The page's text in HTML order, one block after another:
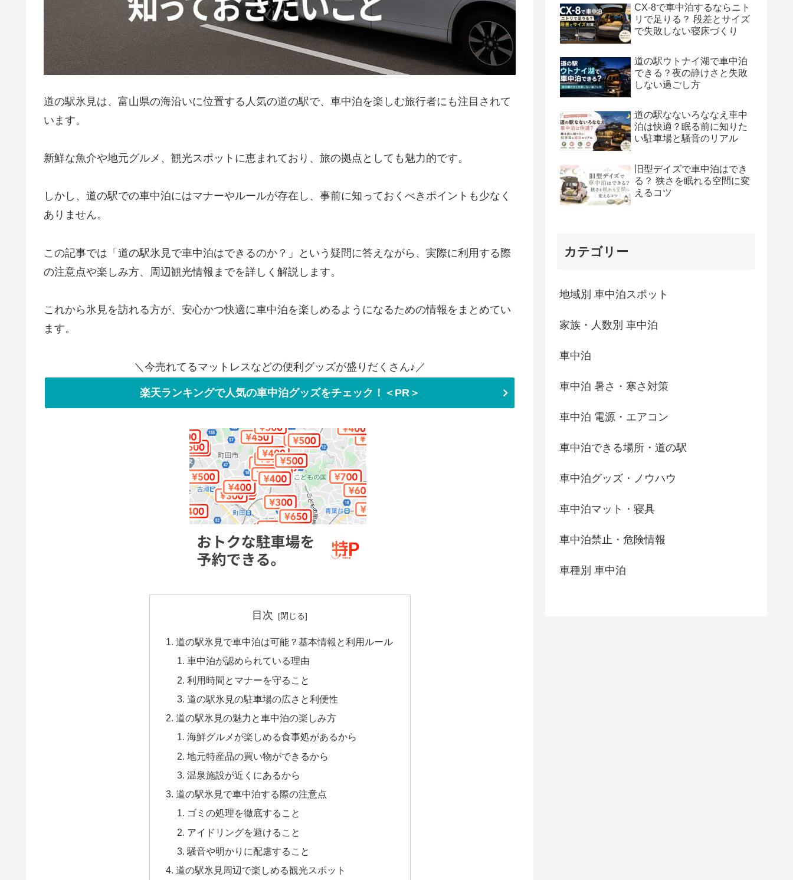
道の駅氷見は、富山県の海沿いに位置する人気の道の駅で、車中泊を楽しむ旅行者にも注目されて
います。
新鮮な魚介や地元グルメ、観光スポットに恵まれており、旅の拠点としても魅力的です。
しかし、道の駅での車中泊にはマナーやルールが存在し、事前に知っておくべきポイントも少なく
ありません。
この記事では「道の駅氷見で車中泊はできるのか？」という疑問に答えながら、実際に利用する際
の注意点や楽しみ方、周辺観光情報までを詳しく解説します。
これから氷見を訪れる方が、安心かつ快適に車中泊を楽しめるようになるための情報をまとめてい
ます。
＼今売れてるマットレスなどの便利グッズが盛りだくさん♪／
楽天ランキングで人気の車中泊グッズをチェック！＜PR＞
目次
道の駅氷見で車中泊は可能？基本情報と利用ルール
車中泊が認められている理由
利用時間とマナーを守ること
道の駅氷見の駐車場の広さと利便性
道の駅氷見の魅力と車中泊の楽しみ方
海鮮グルメが楽しめる食事処があるから
地元特産品の買い物ができるから
温泉施設が近くにあるから
道の駅氷見で車中泊する際の注意点
ゴミの処理を徹底すること
アイドリングを避けること
騒音や明かりに配慮すること
道の駅氷見周辺で楽しめる観光スポット
CX-8で車中泊するならニト
リで足りる？ 段差とサイズ
で失敗しない寝床づくり
道の駅ウトナイ湖で車中泊
できる？夜の静けさと失敗
しない過ごし方
道の駅なないろななえ車中
泊は快適？眠る前に知りた
い駐車場と騒音のリアル
旧型デイズで車中泊はでき
る？ 狭さを眠れる空間に変
えるコツ
カテゴリー
地域別 車中泊スポット
家族・人数別 車中泊
車中泊
車中泊 暑さ・寒さ対策
車中泊 電源・エアコン
車中泊できる場所・道の駅
車中泊グッズ・ノウハウ
車中泊マット・寝具
車中泊禁止・危険情報
車種別 車中泊